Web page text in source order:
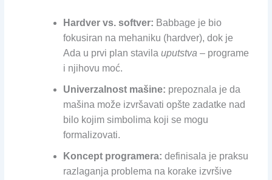
Hardver vs. softver: Babbage je bio
fokusiran na mehaniku (hardver), dok je
Ada u prvi plan stavila uputstva – programe
i njihovu moć.
Univerzalnost mašine: prepoznala je da
mašina može izvršavati opšte zadatke nad
bilo kojim simbolima koji se mogu
formalizovati.
Koncept programera: definisala je praksu
razlaganja problema na korake izvršive